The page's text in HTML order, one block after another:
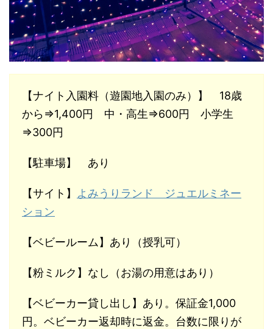
【ナイト入園料（遊園地入園のみ）】 18歳
から⇒1,400円 中・高生⇒600円 小学生
⇒300円
【駐車場】 あり
【サイト】 よみうりランド ジュエルミネー
ション
【ベビールーム】あり（授乳可）
【粉ミルク】なし（お湯の用意はあり）
【ベビーカー貸し出し】あり。保証金1,000
円。ベビーカー返却時に返金。台数に限りが